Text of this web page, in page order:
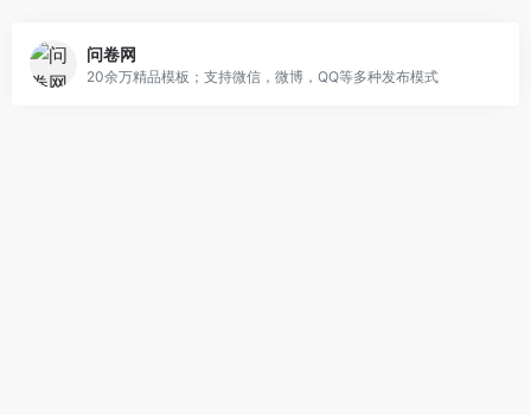
问卷网
20余万精品模板；支持微信，微博，QQ等多种发布模式